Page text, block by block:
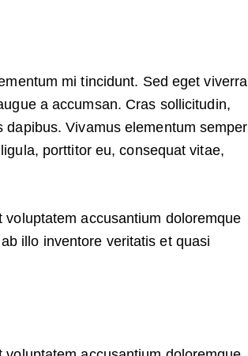
mi tincidunt. Sed eget viverra
a accumsan. Cras sollicitudin,
Vivamus elementum semper
porttitor eu, consequat vitae,
accusantium doloremque
illo inventore veritatis et quasi